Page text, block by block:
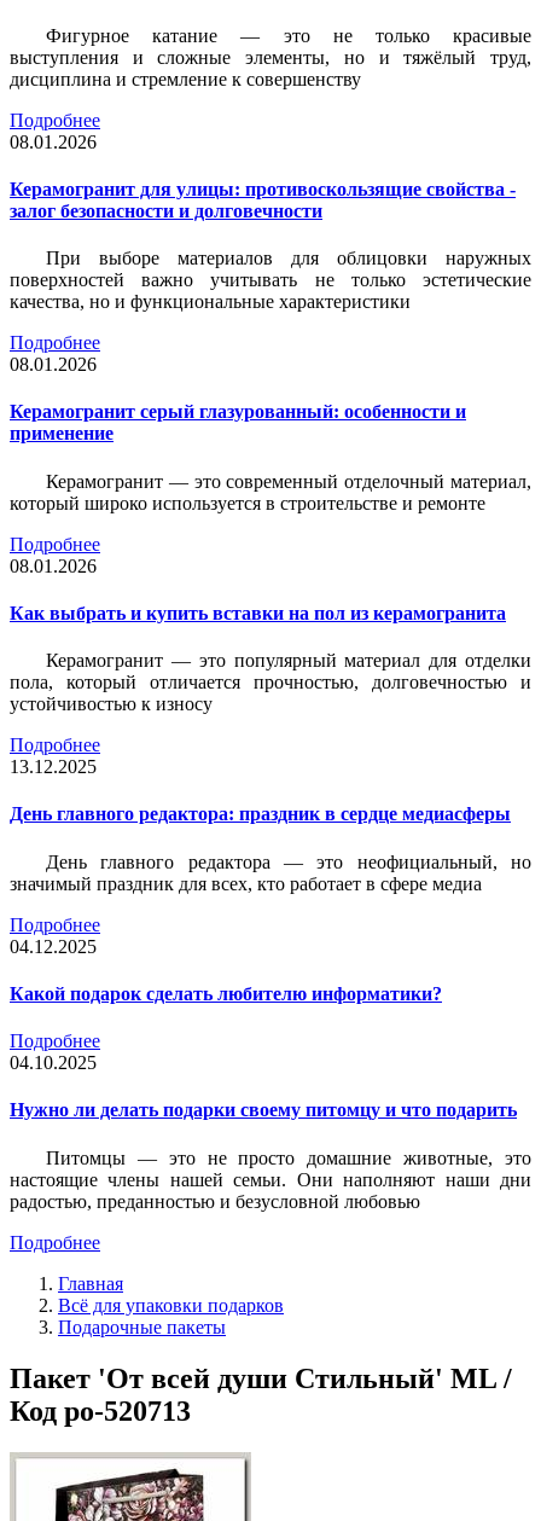
Фигурное катание — это не только красивые
выступления и сложные элементы, но и тяжёлый труд,
дисциплина и стремление к совершенству
Подробнее
08.01.2026
Керамогранит для улицы: противоскользящие свойства -
залог безопасности и долговечности
При выборе материалов для облицовки наружных
поверхностей важно учитывать не только эстетические
качества, но и функциональные характеристики
Подробнее
08.01.2026
Керамогранит серый глазурованный: особенности и
применение
Керамогранит — это современный отделочный материал,
который широко используется в строительстве и ремонте
Подробнее
08.01.2026
Как выбрать и купить вставки на пол из керамогранита
Керамогранит — это популярный материал для отделки
пола, который отличается прочностью, долговечностью и
устойчивостью к износу
Подробнее
13.12.2025
День главного редактора: праздник в сердце медиасферы
День главного редактора — это неофициальный, но
значимый праздник для всех, кто работает в сфере медиа
Подробнее
04.12.2025
Какой подарок сделать любителю информатики?
Подробнее
04.10.2025
Нужно ли делать подарки своему питомцу и что подарить
Питомцы — это не просто домашние животные, это
настоящие члены нашей семьи. Они наполняют наши дни
радостью, преданностью и безусловной любовью
Подробнее
Главная
Всё для упаковки подарков
Подарочные пакеты
Пакет 'От всей души Стильный' ML /
Код po-520713